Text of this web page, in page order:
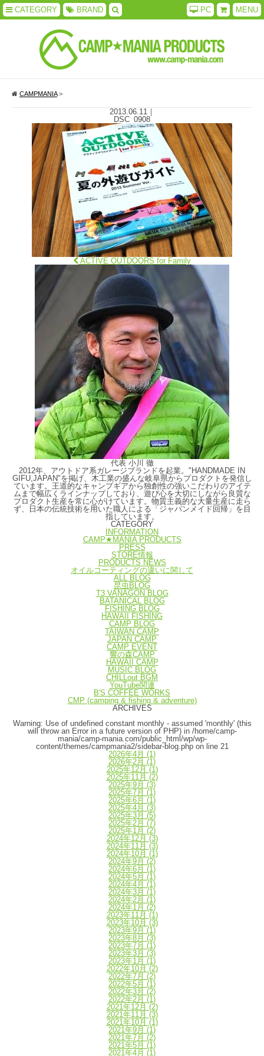
CATEGORY BRAND MENU
PC
CAMPMANIA>
2013.06.11｜
DSC_0908
ACTIVE OUTDOORS for Family
代表 小川 徹
2012年、アウトドア系ガレージブランドを起業。"HANDMADE IN
GIFU,JAPAN"を掲げ、木工業の盛んな岐阜県からプロダクトを発信し
ています。王道的なキャンプギアから独創性の強いこだわりのアイテ
ムまで幅広くラインナップしており、遊び心を大切にしながら良質な
プロダクト生産を常に心がけています。物質主義的な大量生産に走ら
ず、日本の伝統技術を用いた職人による「ジャパンメイド回帰」を目
指しています。
CATEGORY
INFORMATION
CAMP★MANIA PRODUCTS
PRESS
STORE情報
PRODUCTS NEWS
オイルコーティングの違いに関して
ALL BLOG
昆虫BLOG
T3 VANAGON BLOG
BATANICAL BLOG
FISHING BLOG
HAWAII FISHING
CAMP BLOG
TAIWAN CAMP
JAPAN CAMP
CAMP EVENT
響の森CAMP
HAWAII CAMP
MUSIC BLOG
CHILLout BGM
YouTube関連
B'S COFFEE WORKS
CMP (camping & fishing & adventure)
ARCHIVES
Warning: Use of undefined constant monthly - assumed 'monthly' (this
will throw an Error in a future version of PHP) in /home/camp-
mania/camp-mania.com/public_html/wp/wp-
content/themes/campmania2/sidebar-blog.phpon line 21
2026年4月 (1)
2026年2月 (1)
2025年12月 (1)
2025年11月 (2)
2025年9月 (3)
2025年7月 (1)
2025年6月 (1)
2025年4月 (3)
2025年3月 (5)
2025年2月 (7)
2025年1月 (2)
2024年12月 (3)
2024年11月 (3)
2024年10月 (1)
2024年9月 (2)
2024年6月 (1)
2024年5月 (1)
2024年4月 (1)
2024年3月 (1)
2024年2月 (1)
2024年1月 (2)
2023年11月 (1)
2023年10月 (3)
2023年9月 (1)
2023年8月 (3)
2023年7月 (1)
2023年3月 (3)
2023年1月 (1)
2022年10月 (2)
2022年7月 (2)
2022年5月 (1)
2022年3月 (2)
2022年2月 (1)
2021年12月 (2)
2021年11月 (3)
2021年10月 (1)
2021年9月 (1)
2021年7月 (2)
2021年5月 (1)
2021年4月 (1)